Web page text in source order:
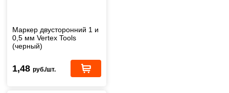
Маркер двусторонний 1 и
0,5 мм Vertex Tools
(черный)
1,48 руб./шт.